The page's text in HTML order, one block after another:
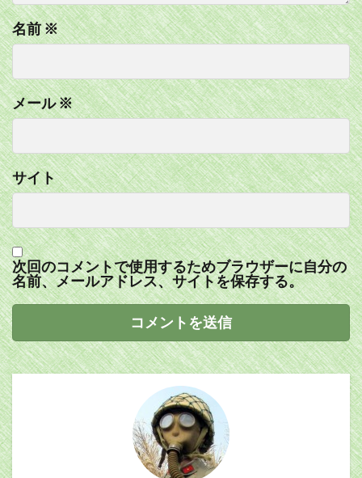
名前※
メール※
サイト
次回のコメントで使用するためブラウザーに自分の
名前、メールアドレス、サイトを保存する。